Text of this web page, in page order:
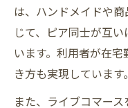
は、ハンドメイドや
じて、ピア同士が互
います。利用者が在
き方も実現しています。
また、ライブコマー